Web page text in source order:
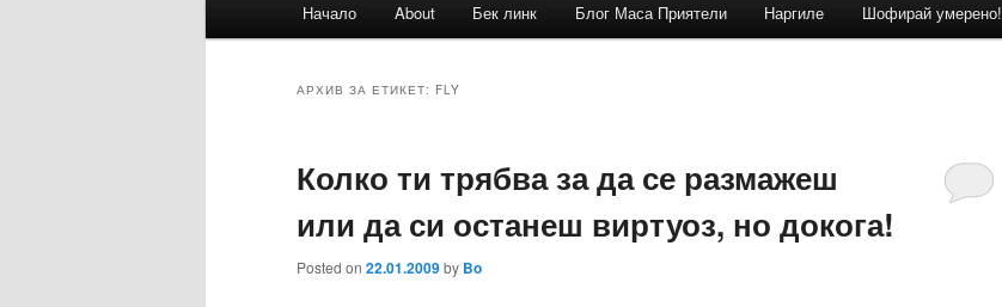
Към
Към
Начало About Бек линк Блог Маса Приятели Наргиле Шофирай умерено!
АРХИВ ЗА ЕТИКЕТ: FLY
Колко ти трябва за да се размажеш
или да си останеш виртуоз, но докога!
Posted on 22.01.2009by Bo